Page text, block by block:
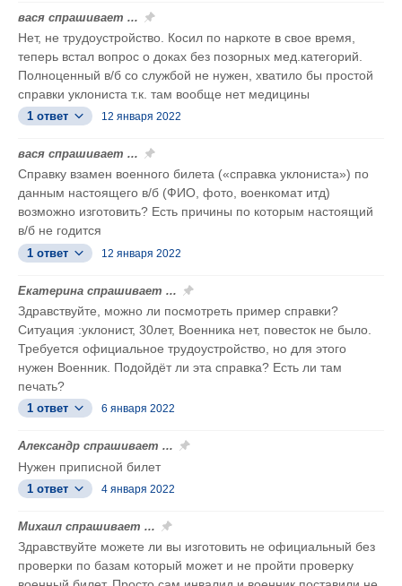
вася спрашивает ...
Нет, не трудоустройство. Косил по наркоте в свое время,
теперь встал вопрос о доках без позорных мед.категорий.
Полноценный в/б со службой не нужен, хватило бы простой
справки уклониста т.к. там вообще нет медицины
1 ответ 12 января 2022
вася спрашивает ...
Справку взамен военного билета («справка уклониста») по
данным настоящего в/б (ФИО, фото, военкомат итд)
возможно изготовить? Есть причины по которым настоящий
в/б не годится
1 ответ 12 января 2022
Екатерина спрашивает ...
Здравствуйте, можно ли посмотреть пример справки?
Ситуация :уклонист, 30лет, Военника нет, повесток не было.
Требуется официальное трудоустройство, но для этого
нужен Военник. Подойдёт ли эта справка? Есть ли там
печать?
1 ответ 6 января 2022
Александр спрашивает ...
Нужен приписной билет
1 ответ 4 января 2022
Михаил спрашивает ...
Здравствуйте можете ли вы изготовить не официальный без
проверки по базам который может и не пройти проверку